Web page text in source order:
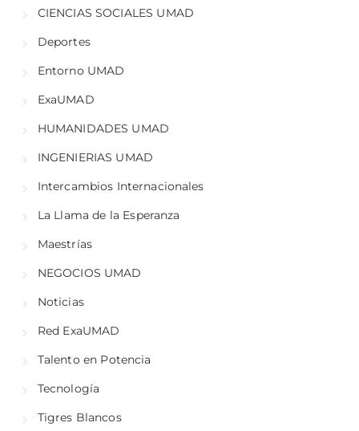
CIENCIAS SOCIALES UMAD
Deportes
Entorno UMAD
ExaUMAD
HUMANIDADES UMAD
INGENIERIAS UMAD
Intercambios Internacionales
La Llama de la Esperanza
Maestrías
NEGOCIOS UMAD
Noticias
Red ExaUMAD
Talento en Potencia
Tecnología
Tigres Blancos